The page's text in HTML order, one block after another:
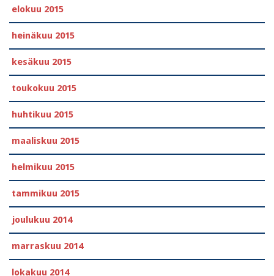
elokuu 2015
heinäkuu 2015
kesäkuu 2015
toukokuu 2015
huhtikuu 2015
maaliskuu 2015
helmikuu 2015
tammikuu 2015
joulukuu 2014
marraskuu 2014
lokakuu 2014